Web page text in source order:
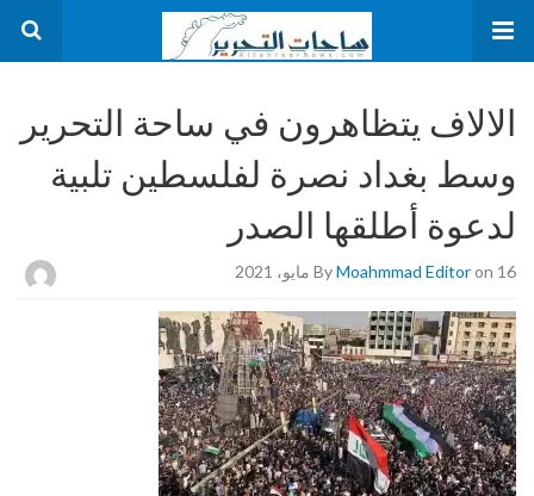
الالاف يتظاهرون في ساحة التحرير
وسط بغداد نصرة لفلسطين تلبية
لدعوة أطلقها الصدر
ByMoahmmad Editoron 16 مايو، 2021